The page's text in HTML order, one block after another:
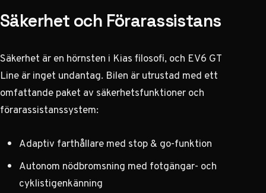
Säkerhet och Förarassistans
Säkerhet är en hörnsten i Kias filosofi, och EV6 GT
Line är inget undantag. Bilen är utrustad med ett
omfattande paket av säkerhetsfunktioner och
förarassistanssystem:
Adaptiv farthållare med stop & go-funktion
Autonom nödbromsning med fotgängar- och
cyklistigenkänning